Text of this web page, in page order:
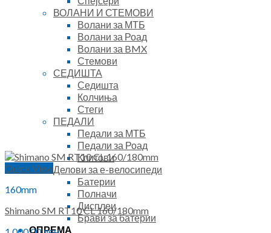
ВОЛАНИ И СТЕМОВИ
Волани за МТБ
Волани за Роад
Волани за BMX
Стемови
СЕДИШТА
Седишта
Колчиња
Стеги
ПЕДАЛИ
Педали за МТБ
Педали за Роад
Клитови
Делови за е-велосипеди
Батерии
Полначи
Дисплеи
Брави за батерии
ОПРЕМА
Quick View
160mm
Shimano SM RT10 CL 160/180mm